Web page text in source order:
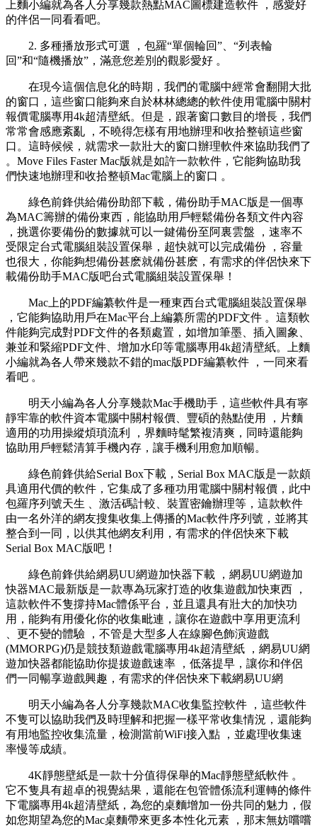
上麵小編就為各人分享幾款熱點MAC圖標建造軟件 ，感愛好
的伴侶一同看看吧。
2. 多種播放形式可選 ，包羅“單個輪回” 、“列表輪
回”和“隨機播放” ，滿意您差別的觀影愛好 。
在現今這個信息化的時期，我們的電腦中經常會翻開大批
的窗口 ，這些窗口能夠來自於林林總總的軟件使用電腦中關村
報價電腦專用4k超清壁紙。但是，跟著窗口數目的增長 ，我們
常常會感應紊亂 ，不曉得怎樣有用地辦理和收拾整頓這些窗
口 。這時候候 ，就需求一款壯大的窗口辦理軟件來協助我們了
。Move Files Faster Mac版就是如許一款軟件，它能夠協助我
們快速地辦理和收拾整頓Mac電腦上的窗口  。
綠色前鋒供給備份助部下載，備份助手MAC版是一個專
為MAC籌辦的備份東西，能協助用戶輕鬆備份各類文件內容
，挑選你要備份的數據就可以一鍵備份至阿裏雲盤 ，速率不
受限定台式電腦組裝設置保舉 ，超快就可以完成備份 ，容量
也很大，你能夠想備份甚麽就備份甚麽 ，有需求的伴侶快來下
載備份助手MAC版吧台式電腦組裝設置保舉 ！
Mac上的PDF編纂軟件是一種東西台式電腦組裝設置保舉
，它能夠協助用戶在Mac平台上編纂所需的PDF文件 。這類軟
件能夠完成對PDF文件的各類處置，如增加筆墨 、插入圖象 、
兼並和緊縮PDF文件、增加水印等電腦專用4k超清壁紙。上麵
小編就為各人帶來幾款不錯的mac版PDF編纂軟件 ，一同來看
看吧 。
明天小編為各人分享幾款Mac手機助手，這些軟件具有寧
靜牢靠的軟件資本電腦中關村報價、豐碩的熱點使用 ，片麵
適用的功用操縱煩瑣流利 ，界麵時髦繁複清爽，同時還能夠
協助用戶輕鬆清算手機內存，讓手機利用愈加順暢。
綠色前鋒供給Serial Box下載，Serial Box MAC版是一款頗
具適用代價的軟件，它集成了多種功用電腦中關村報價，此中
包羅序列號天生 、激活碼計較、裝置密鑰辦理等，這款軟件
由一名外洋的網友搜集收集上傳播的Mac軟件序列號，並將其
整合到一同 ，以供其他網友利用 ，有需求的伴侶快來下載
Serial Box MAC版吧 ！
綠色前鋒供給網易UU網遊加快器下載 ，網易UU網遊加
快器MAC最新版是一款專為玩家打造的收集遊戲加快東西 ，
這款軟件不隻撐持Mac體係平台，並且還具有壯大的加快功
用，能夠有用優化你的收集毗連 ，讓你在遊戲中享用更流利 
、更不變的體驗 ，不管是大型多人在線腳色飾演遊戲
(MMORPG)仍是競技類遊戲電腦專用4k超清壁紙 ，網易UU網
遊加快器都能協助你提拔遊戲速率 ，低落提早 ，讓你和伴侶
們一同暢享遊戲興趣，有需求的伴侶快來下載網易UU網
明天小編為各人分享幾款MAC收集監控軟件 ，這些軟件
不隻可以協助我們及時理解和把握一樣平常收集情況，還能夠
有用地監控收集流量 ，檢測當前WiFi接入點 ，並處理收集速
率慢等成績。
4K靜態壁紙是一款十分值得保舉的Mac靜態壁紙軟件 。
它不隻具有超卓的視覺結果，還能在包管體係流利運轉的條件
下電腦專用4k超清壁紙，為您的桌麵增加一份共同的魅力，假
如您期望為您的Mac桌麵帶來更多本性化元素 ，那末無妨嚐嚐